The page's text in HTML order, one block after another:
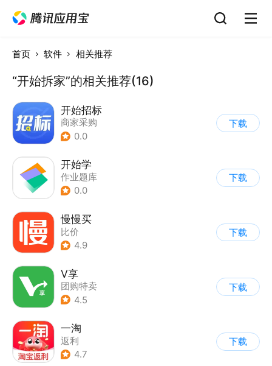
首页 软件 相关推荐
“开始拆家”的相关推荐(16)
开始招标
商家采购
0.0
下载
开始学
作业题库
0.0
下载
慢慢买
比价
4.9
下载
V享
团购特卖
4.5
下载
一淘
返利
4.7
下载